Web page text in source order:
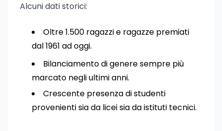
Alcuni dati storici:
Oltre 1.500 ragazzi e ragazze premiati
dal 1961 ad oggi.
Bilanciamento di genere sempre più
marcato negli ultimi anni.
Crescente presenza di studenti
provenienti sia da licei sia da istituti tecnici.